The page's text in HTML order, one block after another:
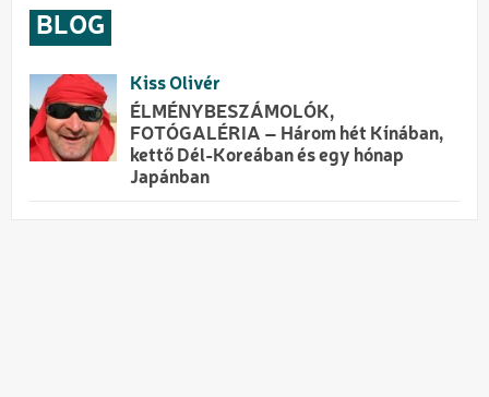
BLOG
Kiss Olivér
ÉLMÉNYBESZÁMOLÓK,
FOTÓGALÉRIA – Három hét Kínában,
kettő Dél-Koreában és egy hónap
Japánban